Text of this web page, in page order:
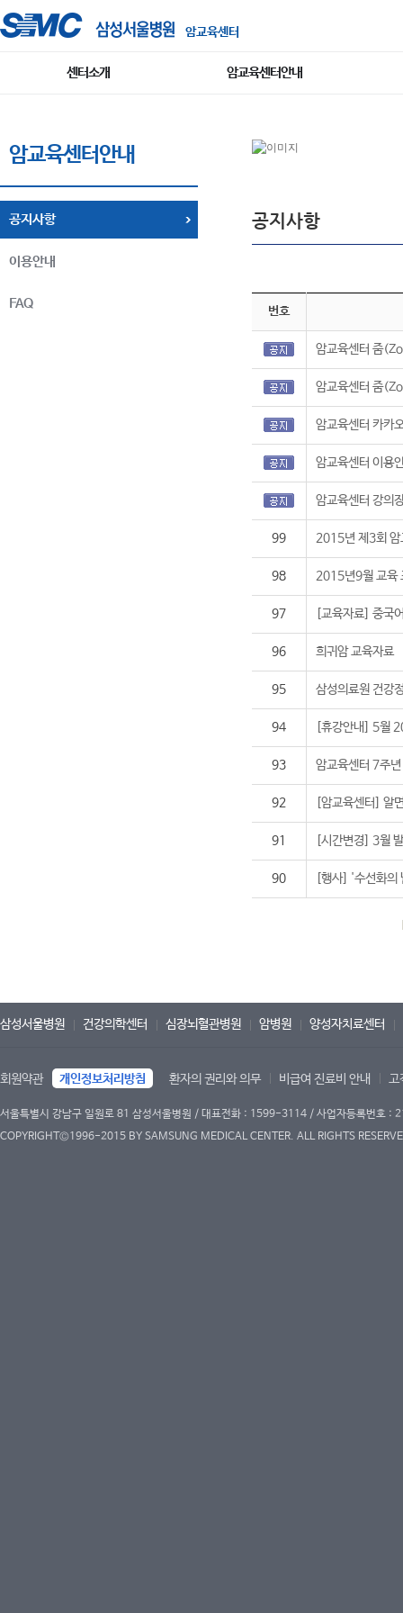
암교육센터
센터소개 암교육센터안내
암교육센터안내
공지사항
이용안내
FAQ
공지사항
번호
암교육센터 줌
암교육센터 줌
암교육센터 카카
암교육센터 이용
암교육센터 강의
99 2015년 제3회
98 2015년9월 교육
97 [교육자료] 중국
96 희귀암 교육자료
95 삼성의료원 건강
94 [휴강안내] 5월
93 암교육센터 7주
92 [암교육센터] 알
91 [시간변경] 3월
90 [행사] '수선화
삼성서울병원 건강의학센터 심장뇌혈관병원 암병원 양성자치료센터
회원약관 개인정보처리방침 환자의 권리와 의무 비급여 진료비 안내 고
서울특별시 강남구 일원로 81 삼성서울병원 / 대표전화 : 1599-3114 / 사업자등록번호
COPYRIGHT©1996-2015 BY SAMSUNG MEDICAL CENTER. ALL RIGHTS